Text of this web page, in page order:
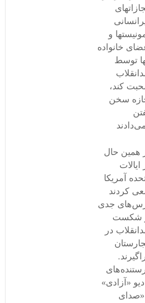
و
خانواده
توسط
کند،
سخن
همین حال
ایالات
آمریکا
کردند
جدی
شکست
در
«آزادی»